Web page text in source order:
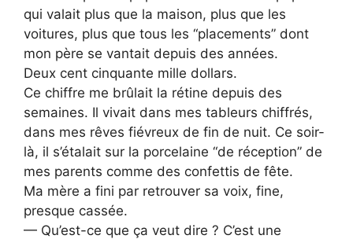
qui valait plus que la maison, plus que les
voitures, plus que tous les “placements” dont
mon père se vantait depuis des années.
Deux cent cinquante mille dollars.
Ce chiffre me brûlait la rétine depuis des
semaines. Il vivait dans mes tableurs chiffrés,
dans mes rêves fiévreux de fin de nuit. Ce soir-
là, il s’étalait sur la porcelaine “de réception” de
mes parents comme des confettis de fête.
Ma mère a fini par retrouver sa voix, fine,
presque cassée.
— Qu’est-ce que ça veut dire ? C’est une